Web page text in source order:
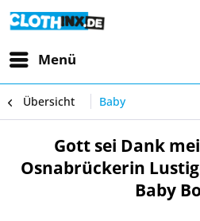
Menü
Übersicht Baby
Gott sei Dank
Osnabrückerin
Baby